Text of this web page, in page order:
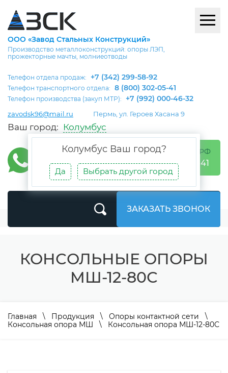
ООО «Завод Стальных Конструкций»
Производство металлоконструкций: опоры ЛЭП,
прожекторные мачты, молниеотводы
Телефон отдела продаж: +7 (342) 299-58-92
Телефон транспортного отдела: 8 (800) 302-05-41
Телефон производства (закуп МТР): +7 (992) 000-46-32
zavodsk96@mail.ru Пермь, ул. Героев Хасана 9
Ваш город: Колумбус
Колумбус Ваш город?
Да Выбрать другой город
БЕСПЛАТНО ПО РФ
8 (800) 302-05-41
ЗАКАЗАТЬ ЗВОНОК
КОНСОЛЬНЫЕ ОПОРЫ
МШ-12-80С
Главная \ Продукция \ Опоры контактной сети \
Консольная опора МШ \ Консольная опора МШ-12-80С